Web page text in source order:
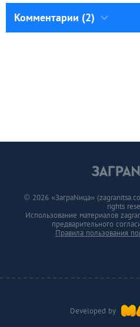
Комментарии (2)
Developed by
© 2026 «ЗаграNица»
rights
Использование материалов
предварительного
Правила пользования